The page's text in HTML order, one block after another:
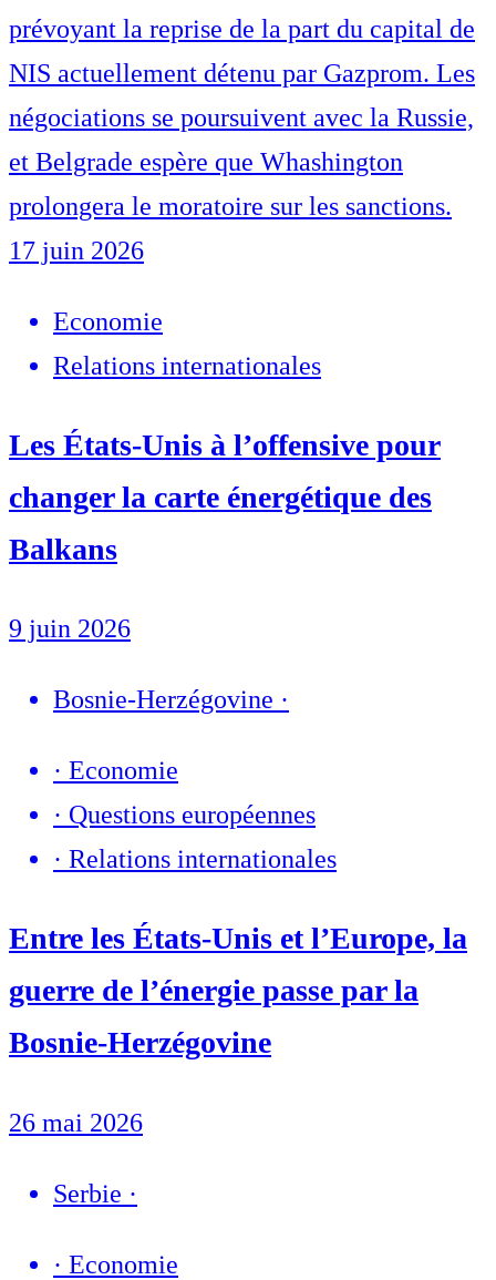
prévoyant la reprise de la part du capital de
NIS actuellement détenu par Gazprom. Les
négociations se poursuivent avec la Russie,
et Belgrade espère que Whashington
prolongera le moratoire sur les sanctions.
17 juin 2026
Economie
Relations internationales
Les États-Unis à l’offensive pour
changer la carte énergétique des
Balkans
9 juin 2026
Bosnie-Herzégovine ·
· Economie
· Questions européennes
· Relations internationales
Entre les États-Unis et l’Europe, la
guerre de l’énergie passe par la
Bosnie-Herzégovine
26 mai 2026
Serbie ·
· Economie